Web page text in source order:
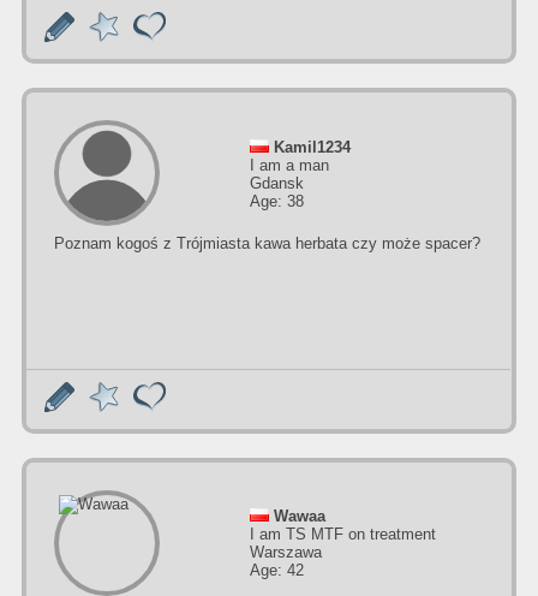
Kamil1234
I am a man
Gdansk
Age: 38
Poznam kogoś z Trójmiasta kawa herbata czy może spacer?
Wawaa
I am TS MTF on treatment
Warszawa
Age: 42